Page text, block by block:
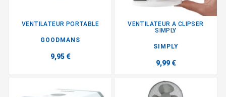
VENTILATEUR PORTABLE
GOODMANS
9,95 €
VENTILATEUR A CLIPSER
SIMPLY
SIMPLY
9,99 €